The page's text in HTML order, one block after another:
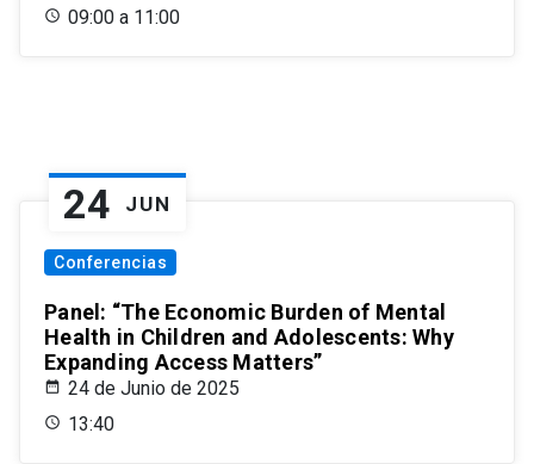
09:00 a 11:00
24 JUN
Conferencias
Panel: “The Economic Burden of Mental
Health in Children and Adolescents: Why
Expanding Access Matters”
24 de Junio de 2025
13:40